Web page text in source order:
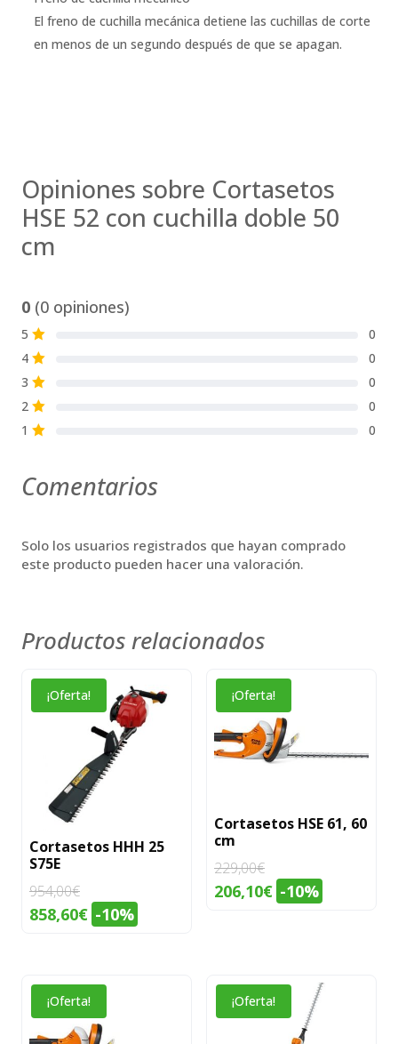
El freno de cuchilla mecánica detiene las cuchillas de corte
en menos de un segundo después de que se apagan.
Opiniones sobre Cortasetos
HSE 52 con cuchilla doble 50
cm
0 (0 opiniones)
5 S
0
4 S
0
3 S
0
2 S
0
1 S 0
Comentarios
Solo los usuarios registrados que hayan comprado
este producto pueden hacer una valoración.
Productos relacionados
¡Oferta!
Cortasetos HHH 25
S75E
954,00€
El
era:
954,00€.
858,60€El
es:
858,60€.
-10%
¡Oferta!
Cortasetos HSE 61, 60
cm
229,00€
El
229,00€.
206,10€El
206,10€.
-10%
¡Oferta! ¡Oferta!